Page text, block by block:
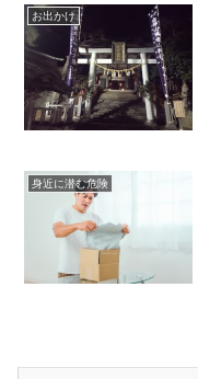
お出かけ
身近に潜む危険